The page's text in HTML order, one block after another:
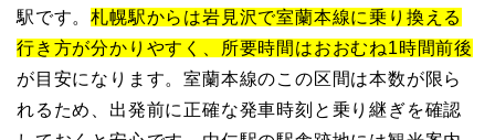
駅です。札幌駅からは岩見沢で室蘭本線に乗り換える
行き方が分かりやすく、所要時間はおおむね1時間前後
が目安になります。室蘭本線のこの区間は本数が限ら
れるため、出発前に正確な発車時刻と乗り継ぎを確認